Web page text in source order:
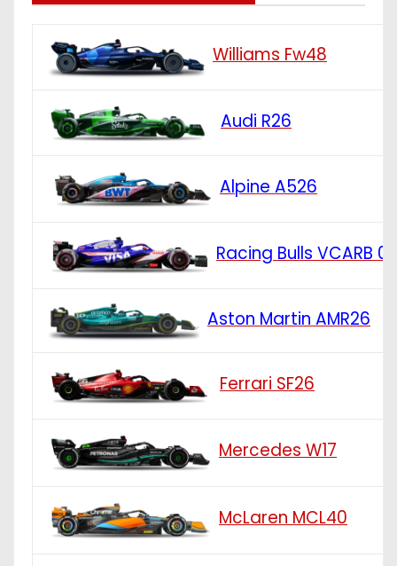
Williams Fw48
Audi R26
Alpine A526
Racing Bulls VCARB 03
Aston Martin AMR26
Ferrari SF26
Mercedes W17
McLaren MCL40